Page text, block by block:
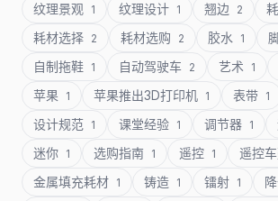
纹理景观 1 纹理设计 1 翘边 2
耗材选择 2 耗材选购 2 胶水 1
自制拖鞋 1 自动驾驶车 2 艺术 1
苹果 1 苹果推出3D打印机 1 表带 1
设计规范 1 课堂经验 1 调节器 1
迷你 1 选购指南 1 遥控 1 遥控
金属填充耗材 1 铸造 1 镭射 1